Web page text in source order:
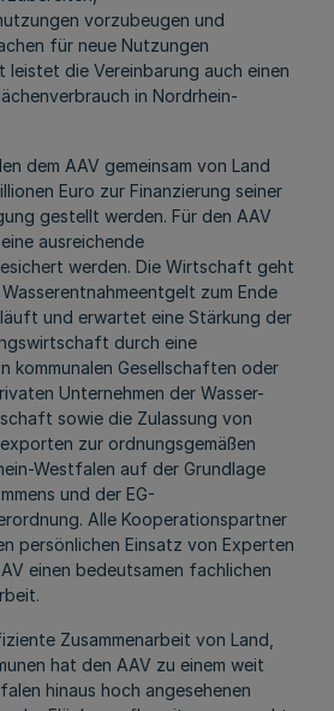
vorzubeugen und
für neue Nutzungen
leistet die Vereinbarung auch einen
in Nordrhein-
dem AAV gemeinsam von Land
Euro zur Finanzierung seiner
gestellt werden. Für den AAV
ausreichende
werden. Die Wirtschaft geht
zum Ende
und erwartet eine Stärkung der
durch eine
kommunalen Gesellschaften oder
Unternehmen der Wasser-
sowie die Zulassung von
zur ordnungsgemäßen
Westfalen auf der Grundlage
und der EG-
Alle Kooperationspartner
persönlichen Einsatz von Experten
einen bedeutsamen fachlichen
Zusammenarbeit von Land,
hat den AAV zu einem weit
hinaus hoch angesehenen